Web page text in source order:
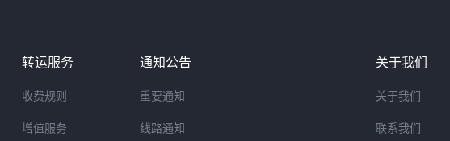
转运服务
收费规则
增值服务
通知公告
重要通知
线路通知
关于我们
关于我们
联系我们